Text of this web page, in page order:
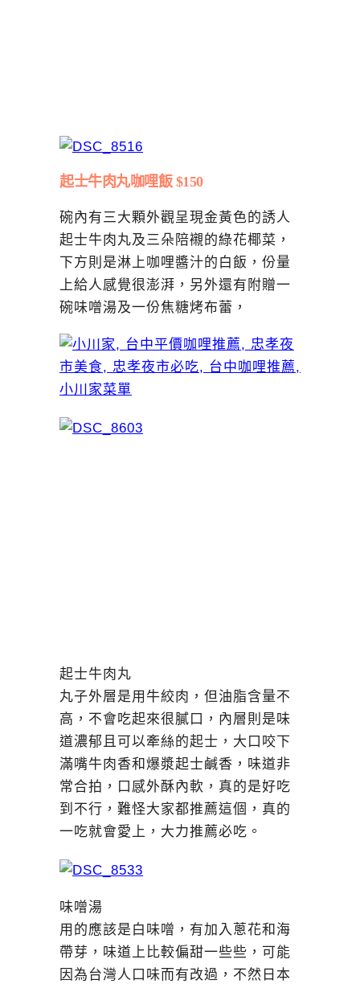
起士牛肉丸咖哩飯 $150
碗內有三大顆外觀呈現金黃色的誘人
起士牛肉丸及三朵陪襯的綠花椰菜，
下方則是淋上咖哩醬汁的白飯，份量
上給人感覺很澎湃，另外還有附贈一
碗味噌湯及一份焦糖烤布蕾，
起士牛肉丸
丸子外層是用牛絞肉，但油脂含量不
高，不會吃起來很膩口，內層則是味
道濃郁且可以牽絲的起士，大口咬下
滿嘴牛肉香和爆漿起士鹹香，味道非
常合拍，口感外酥內軟，真的是好吃
到不行，難怪大家都推薦這個，真的
一吃就會愛上，大力推薦必吃。
味噌湯
用的應該是白味噌，有加入蔥花和海
帶芽，味道上比較偏甜一些些，可能
因為台灣人口味而有改過，不然日本